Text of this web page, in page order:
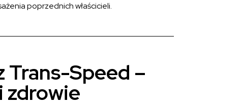
poprzednich właścicieli.
Trans-Speed –
zdrowie